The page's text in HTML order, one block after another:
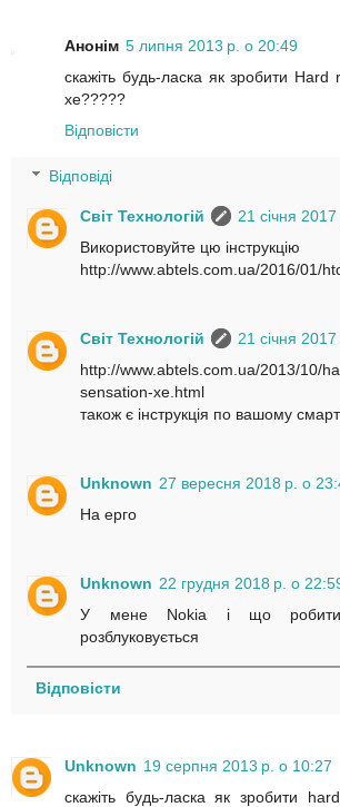
Анонім 5 липня 2013 р. о 20:49
скажіть будь-ласка як зробити
xe?????
Відповісти
Відповіді
Світ Технологій
21 січня
Використовуйте цю інструкцію
http://www.abtels.com.ua/2016/01/
Світ Технологій
21 січня
http://www.abtels.com.ua/2013/10/
sensation-xe.html
також є інструкція по вашому
Unknown 27 вересня 2018 р. о
На ерго
Unknown 22 грудня 2018 р. о
У мене Nokia і що
розблуковується
Відповісти
Unknown 19 серпня 2013 р. о 10:27
скажіть будь-ласка як зробити